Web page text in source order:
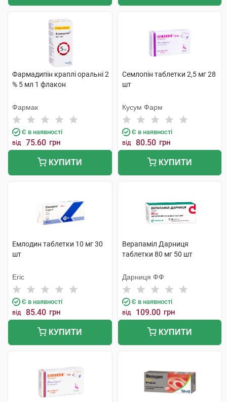
Фармадипін краплі оральні 2
% 5 мл 1 флакон
Фармак
Є в наявності
від 75.60 грн
КУПИТИ
Семлопін таблетки 2,5 мг 28
шт
Кусум Фарм
Є в наявності
від 80.50 грн
КУПИТИ
Емлодин таблетки 10 мг 30
шт
Егіс
Є в наявності
від 85.40 грн
КУПИТИ
Верапаміл Дарниця
таблетки 80 мг 50 шт
Дарниця ФФ
Є в наявності
від 109.00 грн
КУПИТИ